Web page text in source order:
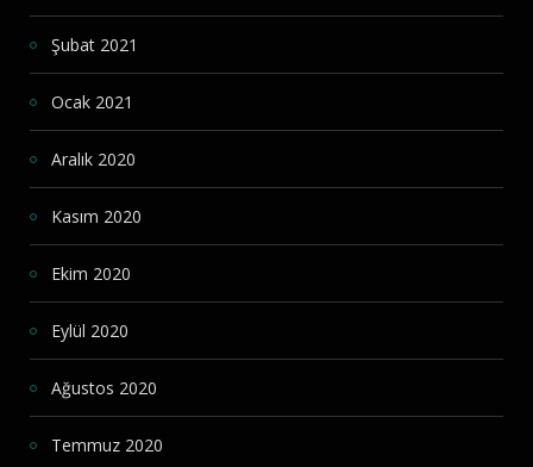
Şubat 2021
Ocak 2021
Aralık 2020
Kasım 2020
Ekim 2020
Eylül 2020
Ağustos 2020
Temmuz 2020